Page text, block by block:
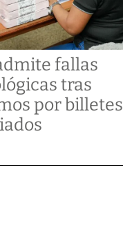
fallas
tras
por billetes